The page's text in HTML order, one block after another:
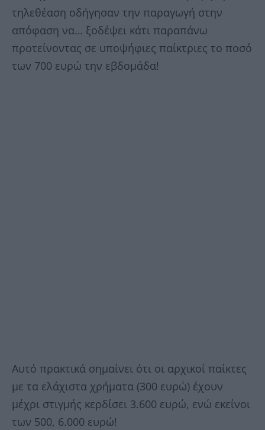
τηλεθέαση οδήγησαν την παραγωγή στην
απόφαση να… ξοδέψει κάτι παραπάνω
προτείνοντας σε υποψήφιες παίκτριες το ποσό
των 700 ευρώ την εβδομάδα!
Αυτό πρακτικά σημαίνει ότι οι αρχικοί παίκτες
με τα ελάχιστα χρήματα (300 ευρώ) έχουν
μέχρι στιγμής κερδίσει 3.600 ευρώ, ενώ εκείνοι
των 500, 6.000 ευρώ!